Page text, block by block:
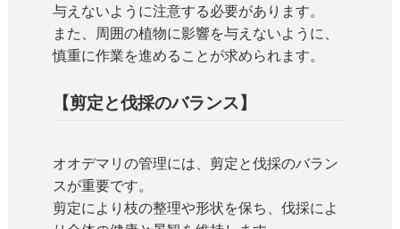
与えないように注意する必要があります。
また、周囲の植物に影響を与えないように、
慎重に作業を進めることが求められます。
【剪定と伐採のバランス】
オオデマリの管理には、剪定と伐採のバラン
スが重要です。
剪定により枝の整理や形状を保ち、伐採によ